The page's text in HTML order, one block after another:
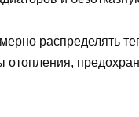
распределять